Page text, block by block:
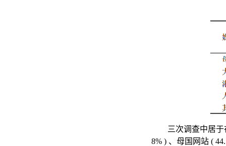
三次调查中居
8% ) 、母国网站 (